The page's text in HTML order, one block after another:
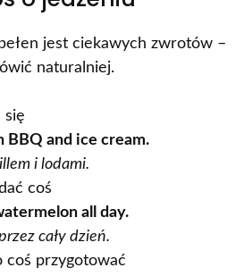
jest ciekawych zwrotów –
naturalniej.
się
BBQ and ice cream.
i lodami.
coś
all day.
cały dzień.
coś przygotować